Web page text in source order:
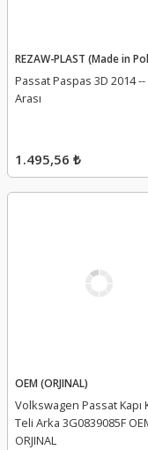
REZAW-PLAST (Made in
Passat Paspas 3D 2014 --
Arası
1.495,56 ₺
OEM (ORJINAL)
Volkswagen Passat Kapı
Teli Arka 3G0839085F
ORJINAL